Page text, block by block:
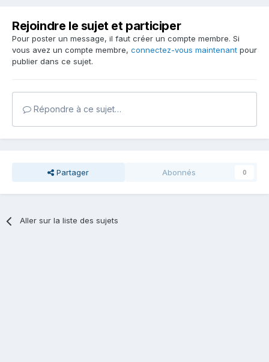
Rejoindre le sujet et participer
Pour poster un message, il faut créer un compte membre. Si
vous avez un compte membre, connectez-vous maintenant pour
publier dans ce sujet.
Répondre à ce sujet…
Partager Abonnés 0
Aller sur la liste des sujets